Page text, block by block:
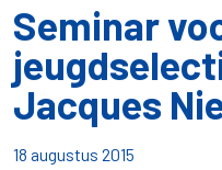
Seminar
Jacques
18 augustus 2015